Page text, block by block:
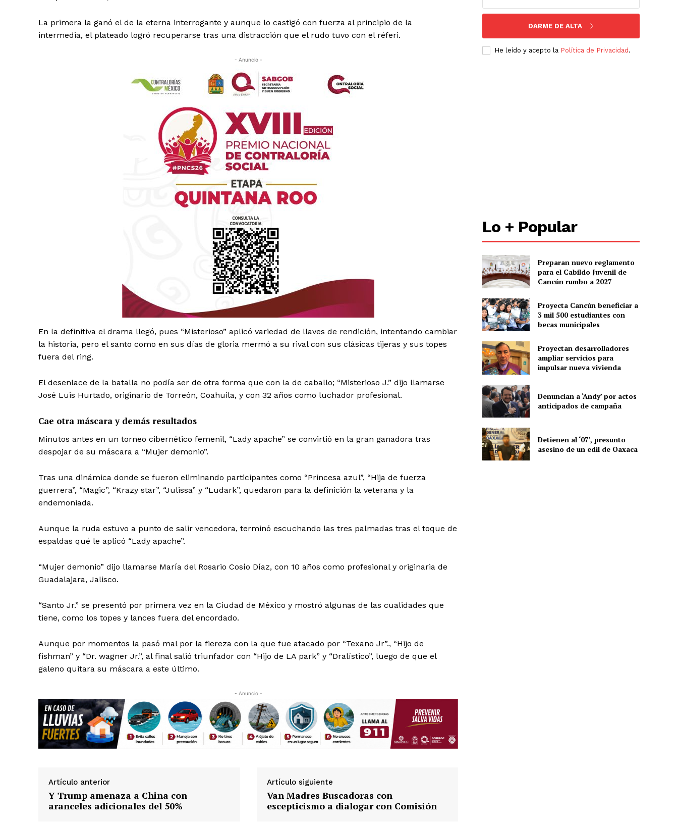
Luces
Del Siglo
SUSCRÍBETE AHORA
Empresa
Nosotros
Políticas del Sitio
La primera la ganó el de la eterna interrogante y aunque lo castigó con fuerza al principio de la
intermedia, el plateado logró recuperarse tras una distracción que el rudo tuvo con el réferi.
- Anuncio -
En la definitiva el drama llegó, pues “Misterioso” aplicó variedad de llaves de rendición, intentando cambiar
la historia, pero el santo como en sus días de gloria mermó a su rival con sus clásicas tijeras y sus topes
fuera del ring.
El desenlace de la batalla no podía ser de otra forma que con la de caballo; “Misterioso J.” dijo llamarse
José Luis Hurtado, originario de Torreón, Coahuila, y con 32 años como luchador profesional.
Cae otra máscara y demás resultados
Minutos antes en un torneo cibernético femenil, “Lady apache” se convirtió en la gran ganadora tras
despojar de su máscara a “Mujer demonio”.
Tras una dinámica donde se fueron eliminando participantes como “Princesa azul”, “Hija de fuerza
guerrera”, “Magic”, “Krazy star”, “Julissa” y “Ludark”, quedaron para la definición la veterana y la
endemoniada.
Aunque la ruda estuvo a punto de salir vencedora, terminó escuchando las tres palmadas tras el toque de
espaldas qué le aplicó “Lady apache”.
“Mujer demonio” dijo llamarse María del Rosario Cosío Díaz, con 10 años como profesional y originaria de
Guadalajara, Jalisco.
“Santo Jr.” se presentó por primera vez en la Ciudad de México y mostró algunas de las cualidades que
tiene, como los topes y lances fuera del encordado.
Aunque por momentos la pasó mal por la fiereza con la que fue atacado por “Texano Jr”., “Hijo de
fishman” y “Dr. wagner Jr.”, al final salió triunfador con “Hijo de LA park” y “Dralístico”, luego de que el
galeno quitara su máscara a este último.
- Anuncio -
Artículo anterior
Y Trump amenaza a China con
aranceles adicionales del 50%
Artículo siguiente
Van Madres Buscadoras con
escepticismo a dialogar con Comisión
DARME DE ALTA
He leído y acepto la Política de Privacidad .
Lo + Popular
Preparan nuevo reglamento
para el Cabildo Juvenil de
Cancún rumbo a 2027
Proyecta Cancún beneficiar a
3 mil 500 estudiantes con
becas municipales
Proyectan desarrolladores
ampliar servicios para
impulsar nueva vivienda
Denuncian a ‘Andy’ por actos
anticipados de campaña
Detienen al ‘07’, presunto
asesino de un edil de Oaxaca